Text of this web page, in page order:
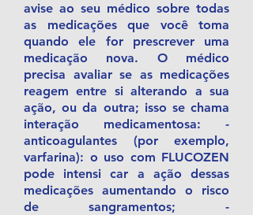
avise ao seu médico sobre todas
as medicações que você toma
quando ele for prescrever uma
medicação nova. O médico
precisa avaliar se as medicações
reagem entre si alterando a sua
ação, ou da outra; isso se chama
interação medicamentosa: -
anticoagulantes (por exemplo,
varfarina): o uso com FLUCOZEN
pode intensi car a ação dessas
medicações aumentando o risco
de sangramentos; -